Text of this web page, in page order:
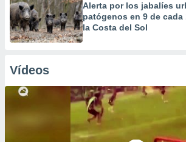
Alerta por los jabalíes
patógenos en 9 de cada
la Costa del Sol
Vídeos